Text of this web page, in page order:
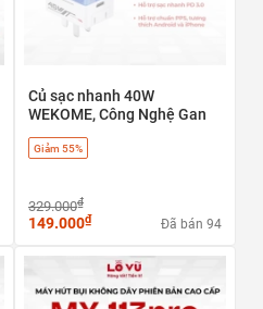
Củ sạc nhanh 40W
WEKOME, Công Nghệ Gan
Giảm 55%
329.000₫
149.000₫ Đã bán 94